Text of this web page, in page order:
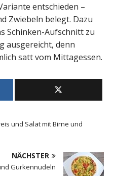
entschieden –
Zwiebeln belegt. Dazu
Schinken-Aufschnitt zu
ausgereicht, denn
satt vom Mittagessen.
und Salat mit Birne und
NÄCHSTER
Gurkennudeln